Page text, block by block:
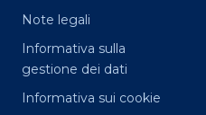
Note legali
Informativa sulla
gestione dei dati
Informativa sui cookie